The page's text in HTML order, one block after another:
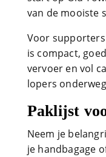
van de mooiste
Voor
is compact,
vervoer en vol
lopers
Paklijst
Neem je
je handbagage